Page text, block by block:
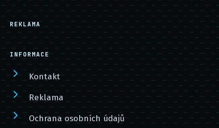
REKLAMA
INFORMACE
Kontakt
Reklama
Ochrana osobních údajů